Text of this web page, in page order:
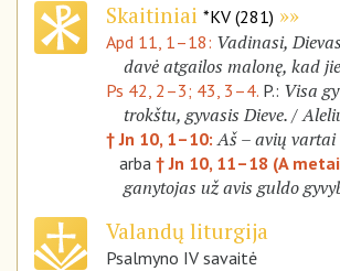
Skaitiniai *KV (281)
Apd 11, 1–18: Vadinasi,
davė atgailos malonę, kad
Ps 42, 2–3; 43, 3–4. P.: Visa
trokštu, gyvasis Dieve. /
† Jn 10, 1–10:Aš – avių vartai
arba † Jn 10, 11–18 (A
ganytojas už avis guldo
Valandų liturgija
Psalmyno IV savaitė